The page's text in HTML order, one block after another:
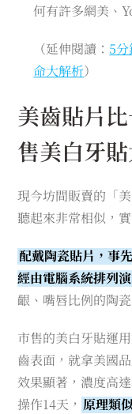
何有許多網美、
（延伸閱讀：5
命大解析）
美齒貼片
售美白牙
現今坊間販賣的「
聽起來非常相似，
配戴陶瓷貼片，事
經由電腦系統排列
齦、嘴唇比例的陶
市售的美白牙貼運
齒表面，就拿美國
效果顯著，濃度高
操作14天， 原理類